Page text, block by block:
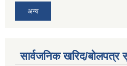
अन्य
सार्वजनिक खरिद/बोलपत्र